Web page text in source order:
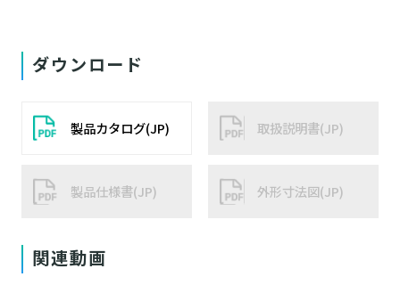
ダウンロード
製品カタログ(JP) 取扱説明書(JP)
製品仕様書(JP) 外形寸法図(JP)
関連動画